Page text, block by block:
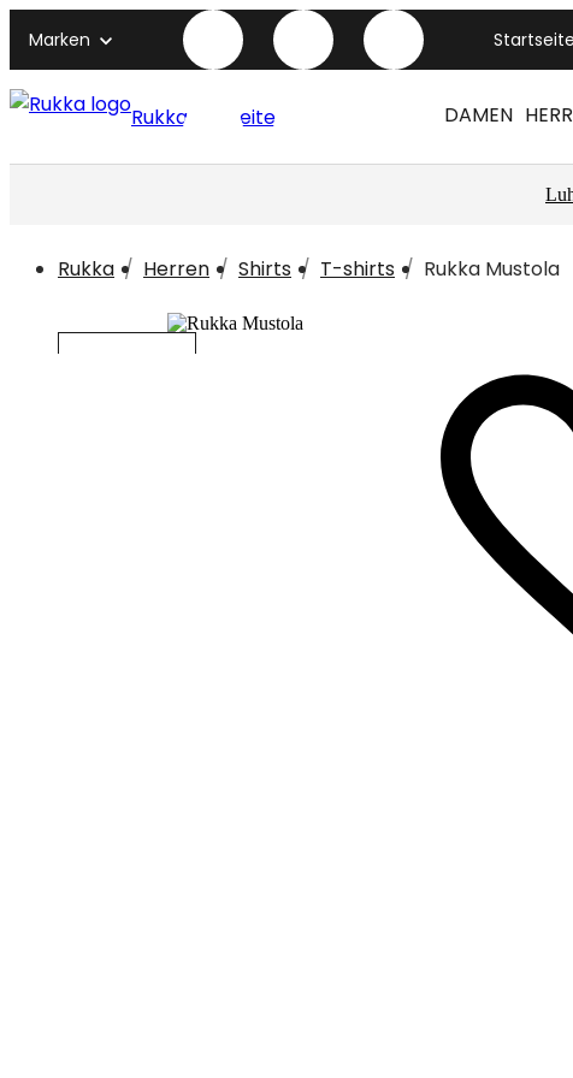
Marken Startseite
Rukka titelseite DAMEN
Rukka Herren Shirts T-shirts Rukka Mustola